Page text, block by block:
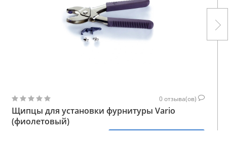
0отзыва(ов)
Щипцы для установки фурнитуры Vario
(фиолетовый)